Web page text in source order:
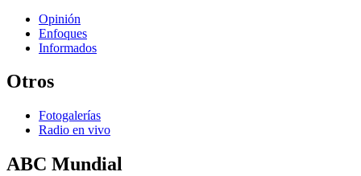
Opinión
Enfoques
Informados
Otros
Fotogalerías
Radio en vivo
ABC Mundial